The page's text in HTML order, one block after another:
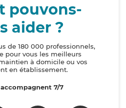
pouvons-
aider ?
de 180 000 professionnels,
pour vous les meilleurs
à domicile ou vos
en établissement.
7/7